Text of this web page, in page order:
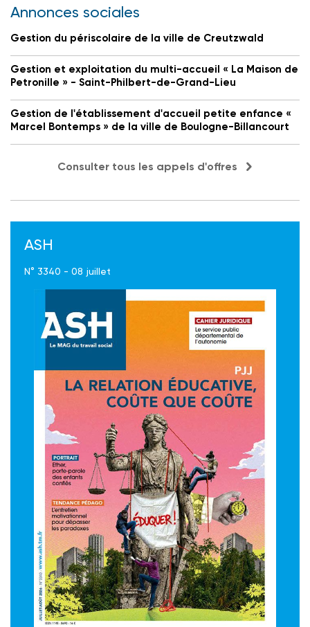
Annonces sociales
Gestion du périscolaire de la ville de Creutzwald
Gestion et exploitation du multi-accueil « La Maison de
Petronille » - Saint-Philbert-de-Grand-Lieu
Gestion de l'établissement d'accueil petite enfance «
Marcel Bontemps » de la ville de Boulogne-Billancourt
Consulter tous les appels d'offres
ASH
N° 3340 - 08 juillet